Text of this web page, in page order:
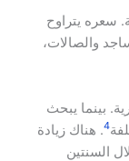
سعره يتراوح
والصالات،
بينما يبحث
4. هناك زيادة
السنتين